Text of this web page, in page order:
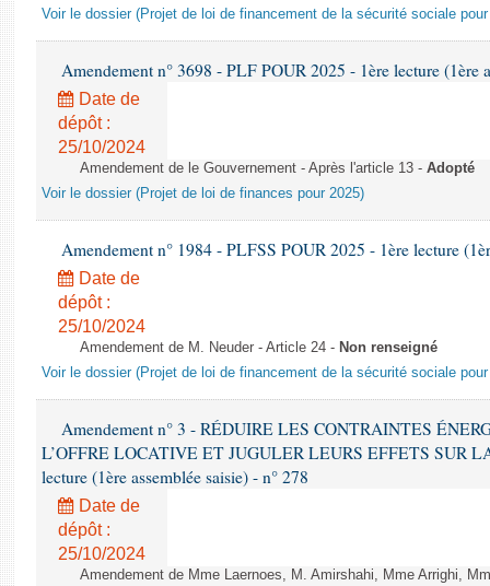
Voir le dossier (Projet de loi de financement de la sécurité sociale pour
Amendement n° 3698 - PLF POUR 2025 - 1ère lecture (1ère
Date de
dépôt :
25/10/2024
Amendement de le Gouvernement - Après l'article 13 - Adopté
Voir le dossier (Projet de loi de finances pour 2025)
Amendement n° 1984 - PLFSS POUR 2025 - 1ère lecture
Date de
dépôt :
25/10/2024
Amendement de M. Neuder - Article 24 - Non renseigné
Voir le dossier (Projet de loi de financement de la sécurité sociale pour
Amendement n° 3 - RÉDUIRE LES CONTRAINTES
L’OFFRE LOCATIVE ET JUGULER LEURS EFFETS SUR
lecture (1ère assemblée saisie) - n° 278
Date de
dépôt :
25/10/2024
Amendement de Mme Laernoes, M. Amirshahi, Mme Arrighi,